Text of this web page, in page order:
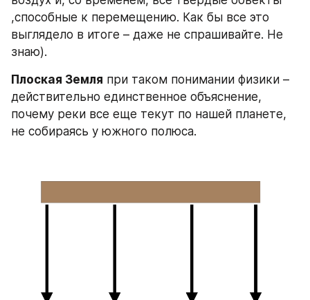
,способные к перемещению. Как бы все это
выглядело в итоге – даже не спрашивайте. Не
знаю).
Плоская Земля при таком понимании физики –
действительно единственное объяснение,
почему реки все еще текут по нашей планете,
не собираясь у южного полюса.